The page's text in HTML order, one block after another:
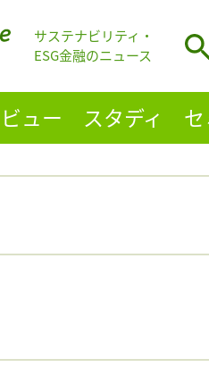
サステナビリティ・
ESG金融のニュース
ュー スタディ